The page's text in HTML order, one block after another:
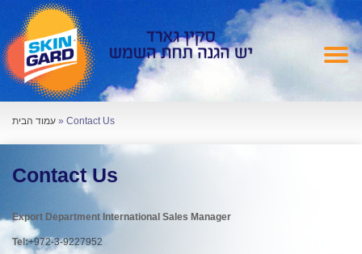
עמוד הבית » Contact Us
Contact Us
Export Department International Sales Manager
Tel:+972-3-9227952